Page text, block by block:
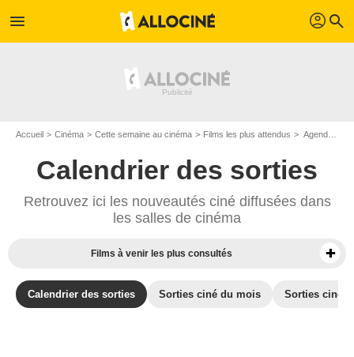
menu profil search
Accueil Cinéma Cette semaine au cinéma Films les plus attendus Agenda cinéma : Films du 26 mai 2021
Calendrier des sorties
Retrouvez ici les nouveautés ciné diffusées dans
les salles de cinéma
Films à venir les plus consultés
Calendrier des sorties Sorties ciné du mois Sorties ciné